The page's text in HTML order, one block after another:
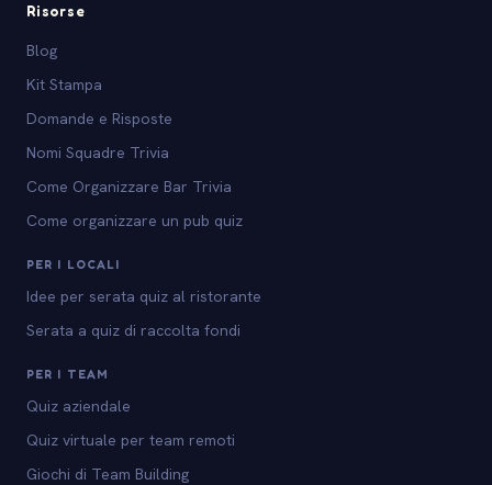
Risorse
Blog
Kit Stampa
Domande e Risposte
Nomi Squadre Trivia
Come Organizzare Bar Trivia
Come organizzare un pub quiz
PER I LOCALI
Idee per serata quiz al ristorante
Serata a quiz di raccolta fondi
PER I TEAM
Quiz aziendale
Quiz virtuale per team remoti
Giochi di Team Building